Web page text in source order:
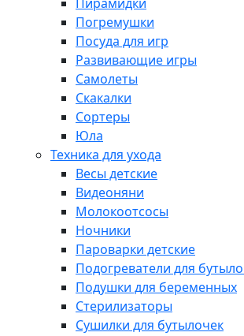
Погремушки
Посуда для игр
Развивающие игры
Самолеты
Скакалки
Сортеры
Юла
Техника для ухода
Весы детские
Видеоняни
Молокоотсосы
Ночники
Пароварки детские
Подогреватели для
Подушки для беременных
Стерилизаторы
Сушилки для бутылочек